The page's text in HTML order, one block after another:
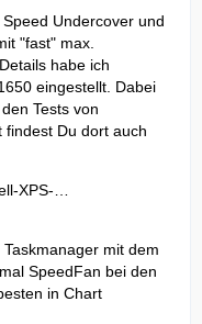
Undercover und
"fast" max.
habe ich
eingestellt. Dabei
Tests von
findest Du dort auch
XPS-…
mit dem
SpeedFan bei den
in Chart